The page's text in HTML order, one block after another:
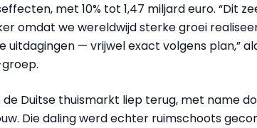
met 10% tot 1,47 miljard euro. “Dit
omdat we wereldwijd sterke groei
uitdagingen — vrijwel exact volgens plan,”
de Duitse thuismarkt liep terug, met name
Die daling werd echter ruimschoots